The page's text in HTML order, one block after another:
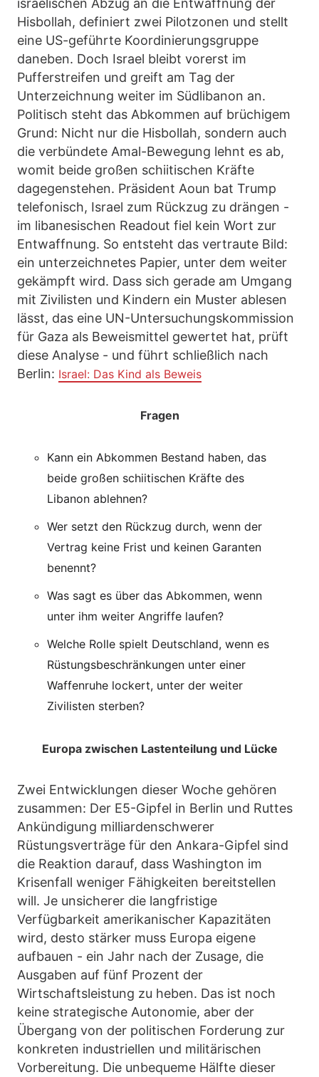
israelischen Abzug an die Entwaffnung der
Hisbollah, definiert zwei Pilotzonen und stellt
eine US-geführte Koordinierungsgruppe
daneben. Doch Israel bleibt vorerst im
Pufferstreifen und greift am Tag der
Unterzeichnung weiter im Südlibanon an.
Politisch steht das Abkommen auf brüchigem
Grund: Nicht nur die Hisbollah, sondern auch
die verbündete Amal-Bewegung lehnt es ab,
womit beide großen schiitischen Kräfte
dagegenstehen. Präsident Aoun bat Trump
telefonisch, Israel zum Rückzug zu drängen -
im libanesischen Readout fiel kein Wort zur
Entwaffnung. So entsteht das vertraute Bild:
ein unterzeichnetes Papier, unter dem weiter
gekämpft wird. Dass sich gerade am Umgang
mit Zivilisten und Kindern ein Muster ablesen
lässt, das eine UN-Untersuchungskommission
für Gaza als Beweismittel gewertet hat, prüft
diese Analyse - und führt schließlich nach
Berlin: Israel: Das Kind als Beweis
Fragen
Kann ein Abkommen Bestand haben, das
beide großen schiitischen Kräfte des
Libanon ablehnen?
Wer setzt den Rückzug durch, wenn der
Vertrag keine Frist und keinen Garanten
benennt?
Was sagt es über das Abkommen, wenn
unter ihm weiter Angriffe laufen?
Welche Rolle spielt Deutschland, wenn es
Rüstungsbeschränkungen unter einer
Waffenruhe lockert, unter der weiter
Zivilisten sterben?
Europa zwischen Lastenteilung und Lücke
Zwei Entwicklungen dieser Woche gehören
zusammen: Der E5-Gipfel in Berlin und Ruttes
Ankündigung milliardenschwerer
Rüstungsverträge für den Ankara-Gipfel sind
die Reaktion darauf, dass Washington im
Krisenfall weniger Fähigkeiten bereitstellen
will. Je unsicherer die langfristige
Verfügbarkeit amerikanischer Kapazitäten
wird, desto stärker muss Europa eigene
aufbauen - ein Jahr nach der Zusage, die
Ausgaben auf fünf Prozent der
Wirtschaftsleistung zu heben. Das ist noch
keine strategische Autonomie, aber der
Übergang von der politischen Forderung zur
konkreten industriellen und militärischen
Vorbereitung. Die unbequeme Hälfte dieser